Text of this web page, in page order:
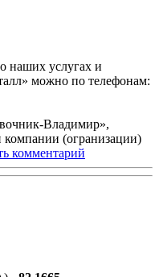
наших услугах и
можно по телефонам:
Владимир»,
компании (огранизации)
комментарий